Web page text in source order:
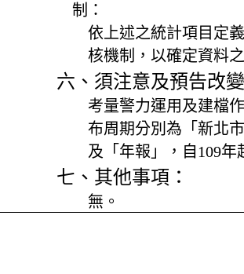
制：
依上述之統計項目定
核機制，以確定資料
六、須注意及預告改
考量警力運用及建檔
布周期分別為「新北
及「年報」，自109年
七、其他事項：
無。